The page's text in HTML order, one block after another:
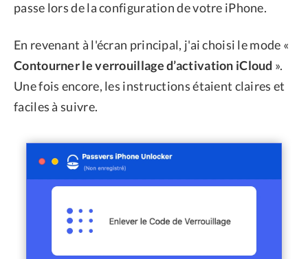
passe lors de la configuration de votre iPhone.
En revenant à l'écran principal, j'ai choisi le mode «
Contourner le verrouillage d’activation iCloud ».
Une fois encore, les instructions étaient claires et
faciles à suivre.